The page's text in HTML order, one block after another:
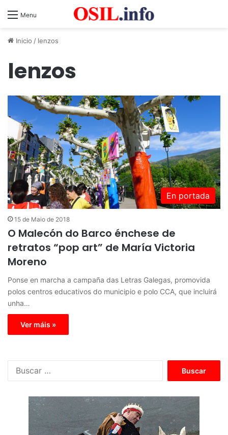
Menu
Inicio / lenzos
lenzos
En portada
15 de Maio de 2018
O Malecón do Barco énchese de
retratos “pop art” de María Victoria
Moreno
Ponse en marcha a campaña das Letras Galegas, promovida
polos centros educativos do municipio e polo CCA, que incluirá
unha…
Ver máis »
c
a
: